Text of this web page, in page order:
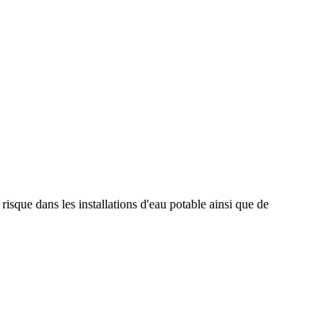
dans les installations d'eau potable ainsi que de